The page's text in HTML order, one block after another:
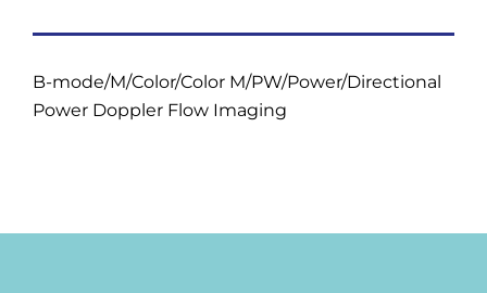
B-mode/M/Color/Color M/PW/Power/Directional
Power Doppler Flow Imaging